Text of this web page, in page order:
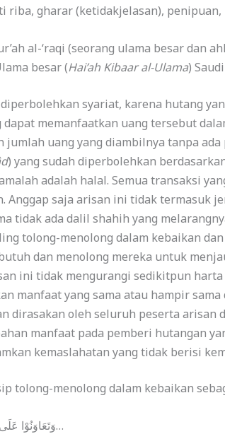
riba, gharar (ketidakjelasan), penipuan,
al-‘raqi (seorang ulama besar dan
besar (Hai’ah Kibaar al-Ulama)
syariat, karena hutang
memanfaatkan uang tersebut
jumlah uang yang diambilnya tanpa
) yang sudah diperbolehkan
adalah halal. Semua transaksi
Anggap saja arisan ini tidak termasuk
tidak ada dalil shahih yang
tolong-menolong dalam kebaikan
dan menolong mereka untuk
ini tidak mengurangi sedikitpun
manfaat yang sama atau hampir
dirasakan oleh seluruh peserta arisan
manfaat pada pemberi hutangan
kemaslahatan yang tidak berisi
tolong-menolong dalam kebaikan
وَتَعَاوَنُوْا عَلَى الْبِرِّ وَالتَّقْوٰىۖ وَلَا تَعَاوَنُوْا عَلَى الْاِثْمِ وَالْعُدْوَانِۖ…